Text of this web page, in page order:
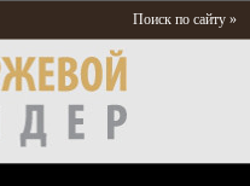
Поиск по сайту »